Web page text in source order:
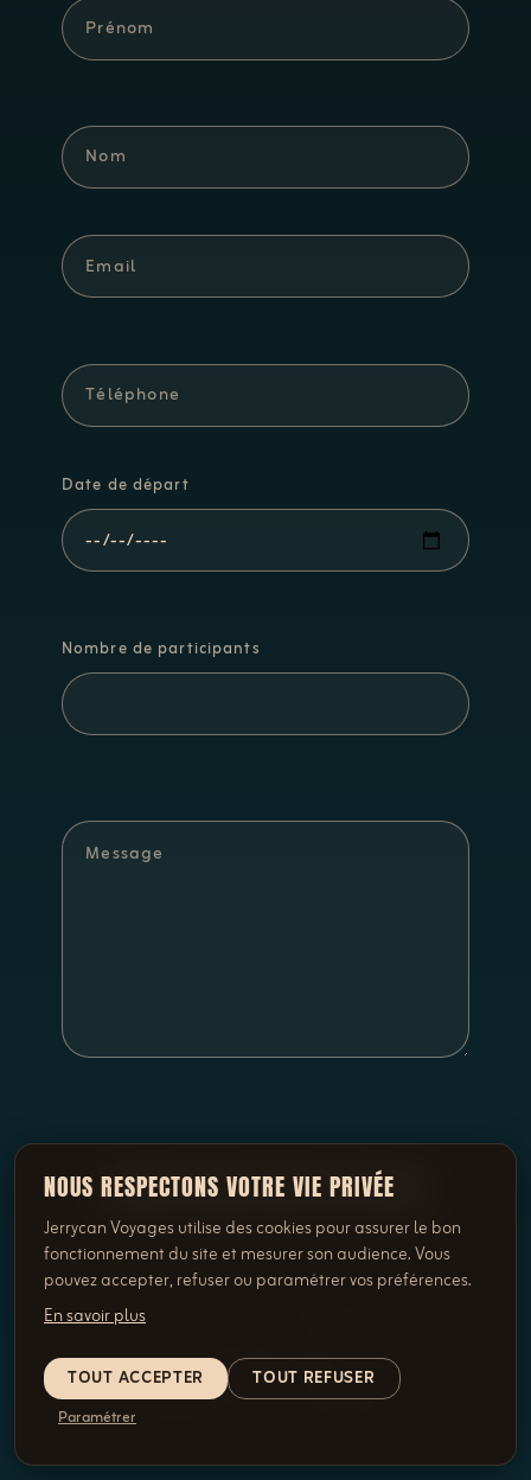
NOUS RESPECTONS VOTRE VIE PRIVÉE
Jerrycan Voyages utilise des cookies pour assurer le bon
fonctionnement du site et mesurer son audience. Vous
pouvez accepter, refuser ou paramétrer vos préférences.
En savoir plus
TOUT ACCEPTER TOUT REFUSER
Paramétrer
Date de départ
Nombre de participants
SOUMETTRE MA DEMANDE
OU DIRECTEMENT
022 346 92 82
info@jerrycan-voyages.ch